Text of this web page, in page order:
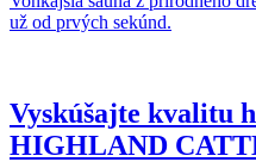
už od prvých sekúnd.
Vyskúšajte kvalitu
HIGHLAND